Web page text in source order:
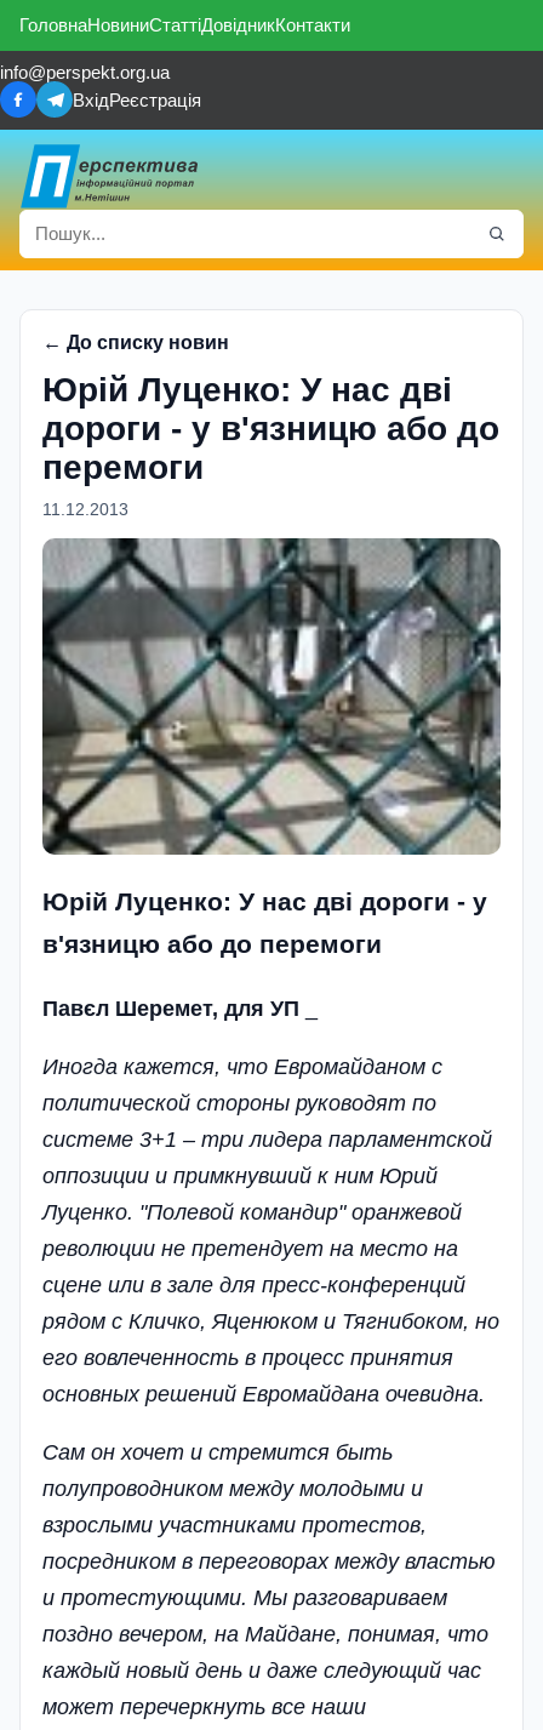
ГоловнаНовиниСтаттіДовідникКонтакти
info@perspekt.org.ua
ВхідРеєстрація
← До списку новин
Юрій Луценко: У нас дві
дороги - у в'язницю або до
перемоги
11.12.2013
Юрій Луценко: У нас дві дороги - у
в'язницю або до перемоги
Павєл Шеремет, для УП
Иногда кажется, что Евромайданом с
политической стороны руководят по
системе 3+1 – три лидера парламентской
оппозиции и примкнувший к ним Юрий
Луценко. "Полевой командир" оранжевой
революции не претендует на место на
сцене или в зале для пресс-конференций
рядом с Кличко, Яценюком и Тягнибоком, но
его вовлеченность в процесс принятия
основных решений Евромайдана очевидна.
Сам он хочет и стремится быть
полупроводником между молодыми и
взрослыми участниками протестов,
посредником в переговорах между властью
и протестующими. Мы разговариваем
поздно вечером, на Майдане, понимая, что
каждый новый день и даже следующий час
может перечеркнуть все наши